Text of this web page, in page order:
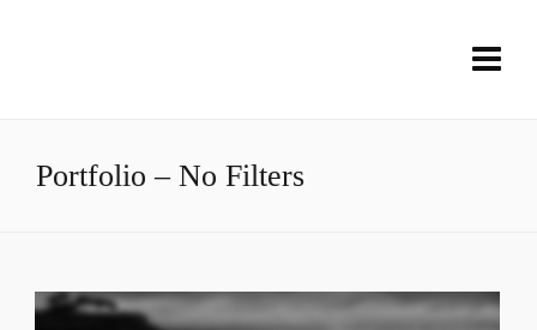
Portfolio – No Filters